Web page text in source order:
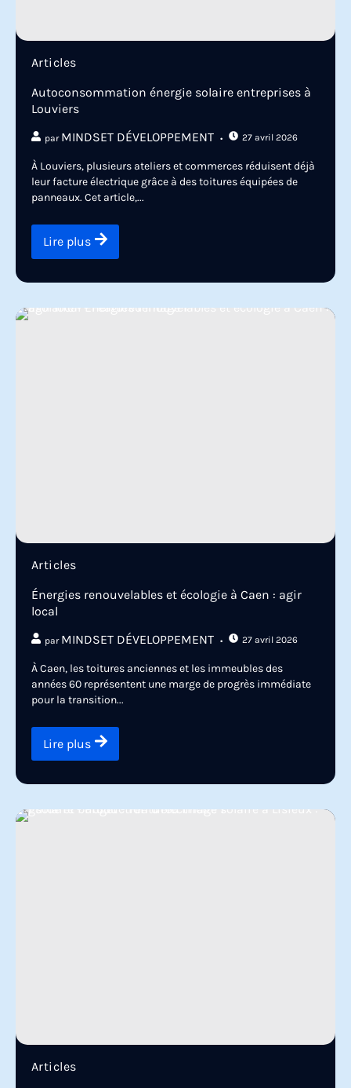
Articles
Autoconsommation énergie solaire entreprises à
Louviers
par MINDSET DÉVELOPPEMENT 27 avril 2026
À Louviers, plusieurs ateliers et commerces réduisent déjà
leur facture électrique grâce à des toitures équipées de
panneaux. Cet article,...
Lire plus
Articles
Énergies renouvelables et écologie à Caen : agir
local
par MINDSET DÉVELOPPEMENT 27 avril 2026
À Caen, les toitures anciennes et les immeubles des
années 60 représentent une marge de progrès immédiate
pour la transition...
Lire plus
Articles